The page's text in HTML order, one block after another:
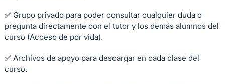
✅ Grupo privado para poder consultar cualquier duda o
pregunta directamente con el tutor y los demás alumnos del
curso (Acceso de por vida).
✅ Archivos de apoyo para descargar en cada clase del
curso.